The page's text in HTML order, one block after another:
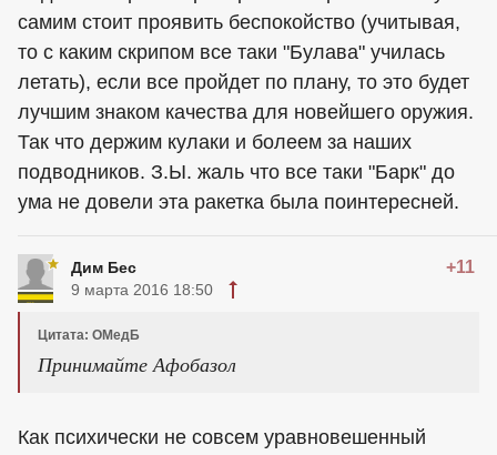
самим стоит проявить беспокойство (учитывая,
то с каким скрипом все таки "Булава" училась
летать), если все пройдет по плану, то это будет
лучшим знаком качества для новейшего оружия.
Так что держим кулаки и болеем за наших
подводников. З.Ы. жаль что все таки "Барк" до
ума не довели эта ракетка была поинтересней.
Дим Бес +11
9 марта 2016 18:50
Цитата: ОМедБ
Принимайте Афобазол
Как психически не совсем уравновешенный